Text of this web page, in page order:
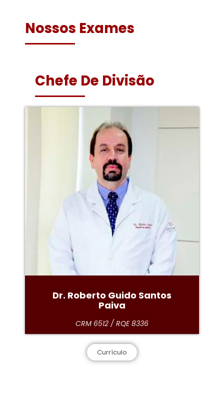
Nossos Exames
Chefe De Divisão
Dr. Roberto Guido Santos
Paiva​
CRM 6512 / RQE 8336
Currículo